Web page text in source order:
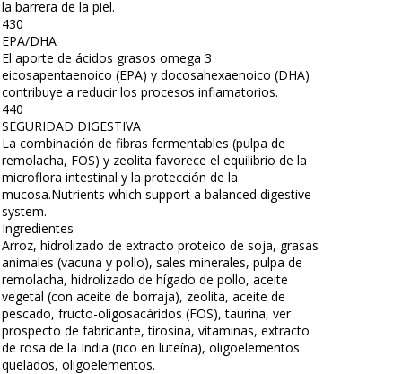
la barrera de la piel.
430
EPA/DHA
El aporte de ácidos grasos omega 3
eicosapentaenoico (EPA) y docosahexaenoico (DHA)
contribuye a reducir los procesos inflamatorios.
440
SEGURIDAD DIGESTIVA
La combinación de fibras fermentables (pulpa de
remolacha, FOS) y zeolita favorece el equilibrio de la
microflora intestinal y la protección de la
mucosa.Nutrients which support a balanced digestive
system.
Ingredientes
Arroz, hidrolizado de extracto proteico de soja, grasas
animales (vacuna y pollo), sales minerales, pulpa de
remolacha, hidrolizado de hígado de pollo, aceite
vegetal (con aceite de borraja), zeolita, aceite de
pescado, fructo-oligosacáridos (FOS), taurina, ver
prospecto de fabricante, tirosina, vitaminas, extracto
de rosa de la India (rico en luteína), oligoelementos
quelados, oligoelementos.